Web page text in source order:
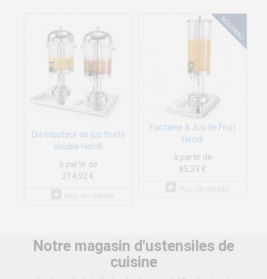
Distributeur de jus fruits
double Hendi
à partir de
214,92 €
Fontaine à Jus de Fruit
Hendi
à partir de
85,33 €
Notre magasin d'ustensiles de
cuisine